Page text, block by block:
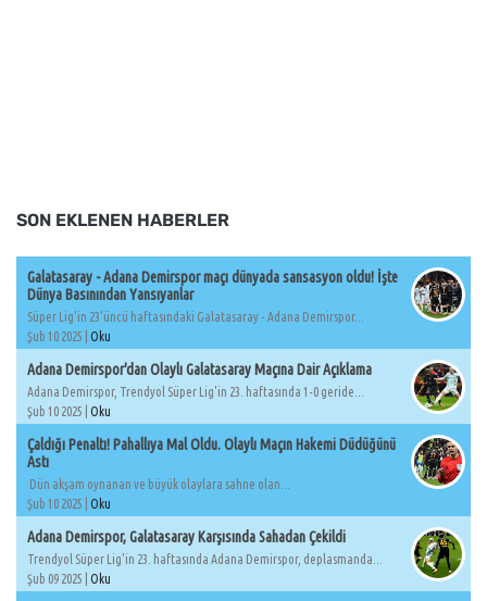
SON EKLENEN HABERLER
Galatasaray - Adana Demirspor maçı dünyada sansasyon oldu! İşte
Dünya Basınından Yansıyanlar
Süper Lig'in 23'üncü haftasındaki Galatasaray - Adana Demirspor...
Şub 10 2025 | Oku
Adana Demirspor'dan Olaylı Galatasaray Maçına Dair Açıklama
Adana Demirspor, Trendyol Süper Lig'in 23. haftasında 1-0 geride...
Şub 10 2025 | Oku
Çaldığı Penaltı! Pahallıya Mal Oldu. Olaylı Maçın Hakemi Düdüğünü
Astı
Dün akşam oynanan ve büyük olaylara sahne olan...
Şub 10 2025 | Oku
Adana Demirspor, Galatasaray Karşısında Sahadan Çekildi
Trendyol Süper Lig'in 23. haftasında Adana Demirspor, deplasmanda...
Şub 09 2025 | Oku